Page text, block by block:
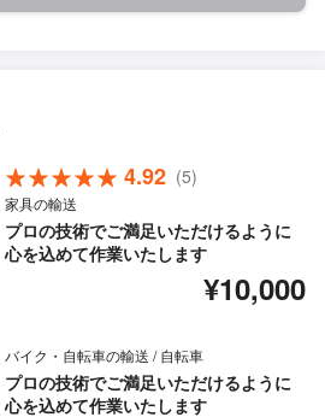
4.92 (5)
家具の輸送
プロの技術でご満足いただけるように
心を込めて作業いたします
¥10,000
バイク・自転車の輸送 / 自転車
プロの技術でご満足いただけるように
心を込めて作業いたします